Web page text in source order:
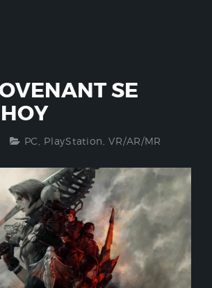
SE
PC PlayStation ,VR/AR/MR